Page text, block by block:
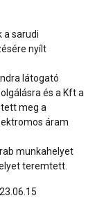
a sarudi
nyílt
látogató
és a Kft a
meg a
áram
munkahelyet
teremtett.